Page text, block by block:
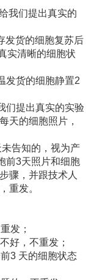
我们提出真实的
发货的细胞复苏后
实清晰的细胞状
发货的细胞静置2
们提出真实的实验
天的细胞照片，
告知的，视为产
前3天照片和细胞
骤，并跟技术人
重发。
发；
好，不重发；
3 天的细胞状态